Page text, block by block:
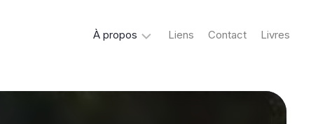
À propos
&
Liens Contact Livres